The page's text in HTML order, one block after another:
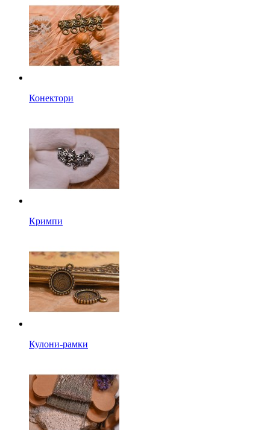
Конектори
Кримпи
Кулони-рамки